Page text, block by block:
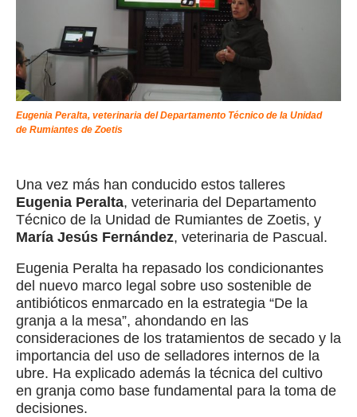
Eugenia Peralta, veterinaria del Departamento Técnico de la Unidad
de Rumiantes de Zoetis
Una vez más han conducido estos talleres
Eugenia Peralta, veterinaria del Departamento
Técnico de la Unidad de Rumiantes de Zoetis, y
María Jesús Fernández, veterinaria de Pascual.
Eugenia Peralta ha repasado los condicionantes
del nuevo marco legal sobre uso sostenible de
antibióticos enmarcado en la estrategia “De la
granja a la mesa”, ahondando en las
consideraciones de los tratamientos de secado y la
importancia del uso de selladores internos de la
ubre. Ha explicado además la técnica del cultivo
en granja como base fundamental para la toma de
decisiones.